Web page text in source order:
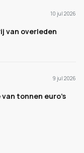
10 jul 2026
van overleden
9 jul 2026
tonnen euro's